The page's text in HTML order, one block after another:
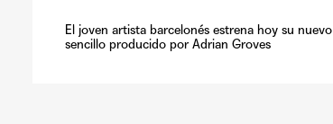
El joven artista barcelonés estrena hoy su nuevo
sencillo producido por Adrian Groves